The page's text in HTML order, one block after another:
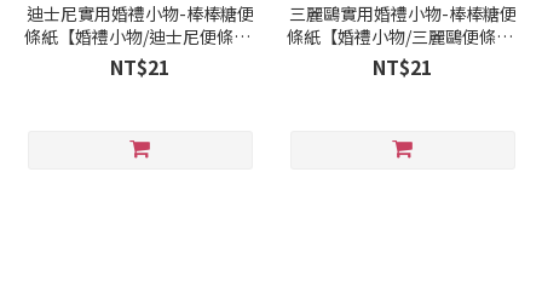
迪士尼實用婚禮小物-棒棒糖便
條紙【婚禮小物/迪士尼便條紙/
送禮小物】
NT$21
三麗鷗實用婚禮小物-棒棒糖便
條紙【婚禮小物/三麗鷗便條紙/
二進禮】
NT$21